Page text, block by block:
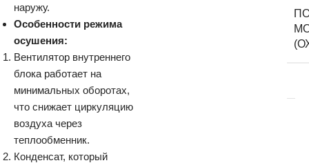
наружу.
Особенности режима
осушения:
Вентилятор внутреннего
блока работает на
минимальных оборотах,
что снижает циркуляцию
воздуха через
теплообменник.
Конденсат, который